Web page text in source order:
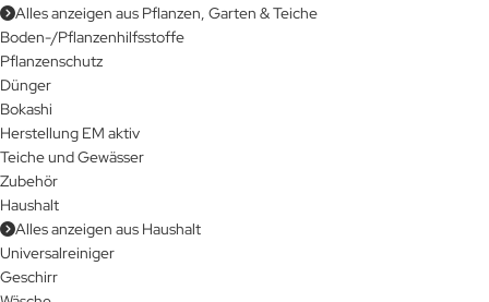
Alles anzeigen aus Pflanzen, Garten & Teiche
Boden-/Pflanzenhilfsstoffe
Pflanzenschutz
Dünger
Bokashi
Herstellung EM aktiv
Teiche und Gewässer
Zubehör
Haushalt
Alles anzeigen aus Haushalt
Universalreiniger
Geschirr